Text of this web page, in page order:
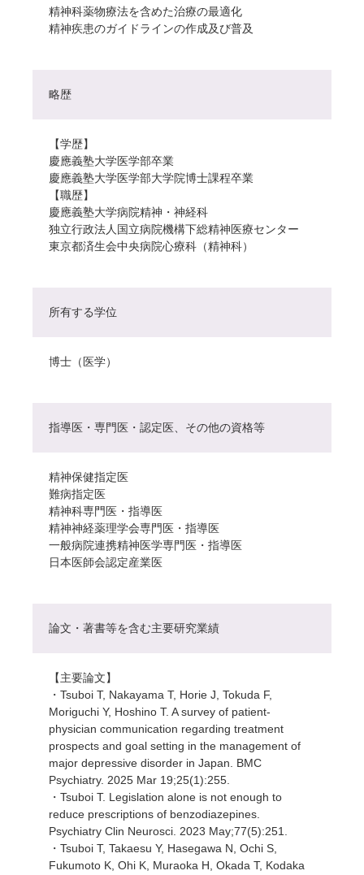
精神科薬物療法を含めた治療の最適化
精神疾患のガイドラインの作成及び普及
略歴
【学歴】
慶應義塾大学医学部卒業
慶應義塾大学医学部大学院博士課程卒業
【職歴】
慶應義塾大学病院精神・神経科
独立行政法人国立病院機構下総精神医療センター
東京都済生会中央病院心療科（精神科）
所有する学位
博士（医学）
指導医・専門医・認定医、その他の資格等
精神保健指定医
難病指定医
精神科専門医・指導医
精神神経薬理学会専門医・指導医
一般病院連携精神医学専門医・指導医
日本医師会認定産業医
論文・著書等を含む主要研究業績
【主要論文】
・Tsuboi T, Nakayama T, Horie J, Tokuda F,
Moriguchi Y, Hoshino T. A survey of patient-
physician communication regarding treatment
prospects and goal setting in the management of
major depressive disorder in Japan. BMC
Psychiatry. 2025 Mar 19;25(1):255.
・Tsuboi T. Legislation alone is not enough to
reduce prescriptions of benzodiazepines.
Psychiatry Clin Neurosci. 2023 May;77(5):251.
・Tsuboi T, Takaesu Y, Hasegawa N, Ochi S,
Fukumoto K, Ohi K, Muraoka H, Okada T, Kodaka